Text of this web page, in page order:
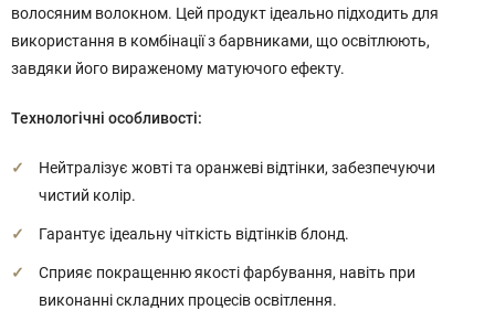
волосяним волокном. Цей продукт ідеально підходить для
використання в комбінації з барвниками, що освітлюють,
завдяки його вираженому матуючого ефекту.
Технологічні особливості:
Нейтралізує жовті та оранжеві відтінки, забезпечуючи
чистий колір.
Гарантує ідеальну чіткість відтінків блонд.
Сприяє покращенню якості фарбування, навіть при
виконанні складних процесів освітлення.